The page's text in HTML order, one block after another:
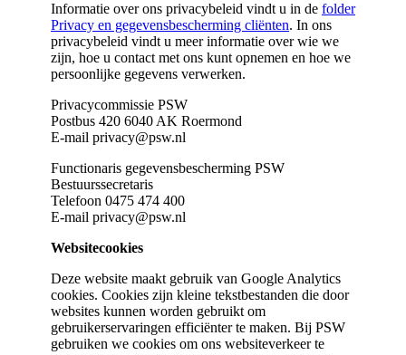
Informatie over ons privacybeleid vindt u in de folder
Privacy en gegevensbescherming cliënten. In ons
privacybeleid vindt u meer informatie over wie we
zijn, hoe u contact met ons kunt opnemen en hoe we
persoonlijke gegevens verwerken.
Privacycommissie PSW
Postbus 420 6040 AK Roermond
E-mail privacy@psw.nl
Functionaris gegevensbescherming PSW
Bestuurssecretaris
Telefoon 0475 474 400
E-mail privacy@psw.nl
Websitecookies
Deze website maakt gebruik van Google Analytics
cookies. Cookies zijn kleine tekstbestanden die door
websites kunnen worden gebruikt om
gebruikerservaringen efficiënter te maken. Bij PSW
gebruiken we cookies om ons websiteverkeer te